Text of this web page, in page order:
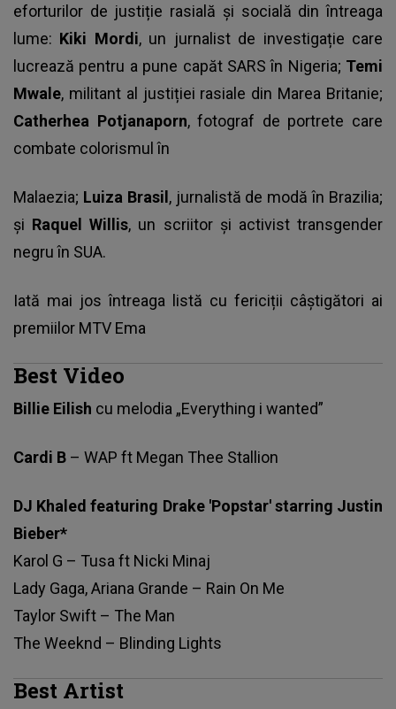
eforturilor de justiție rasială și socială din întreaga
lume: Kiki Mordi, un jurnalist de investigație care
lucrează pentru a pune capăt SARS în Nigeria; Temi
Mwale, militant al justiției rasiale din Marea Britanie;
Catherhea Potjanaporn, fotograf de portrete care
combate colorismul în
Malaezia; Luiza Brasil, jurnalistă de modă în Brazilia;
și Raquel Willis, un scriitor și activist transgender
negru în SUA.
Iată mai jos întreaga listă cu fericiții câștigători ai
premiilor MTV Ema
Best Video
Billie Eilish cu melodia „Everything i wanted”
Cardi B – WAP ft Megan Thee Stallion
DJ Khaled featuring Drake 'Popstar' starring Justin
Bieber*
Karol G – Tusa ft Nicki Minaj
Lady Gaga, Ariana Grande – Rain On Me
Taylor Swift – The Man
The Weeknd – Blinding Lights
Best Artist